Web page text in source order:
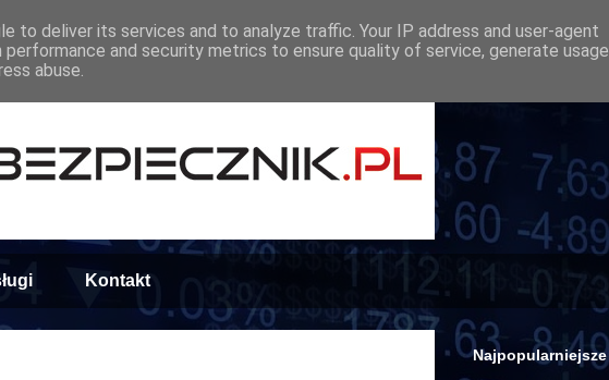
Kontakt
Najpopularniejsze
to deliver its services and to analyze traffic. Your IP address and user-agent
performance and security metrics to ensure quality of service, generate usage
abuse.